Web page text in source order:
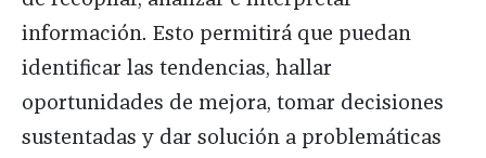
información. Esto permitirá que puedan
identificar las tendencias, hallar
oportunidades de mejora, tomar decisiones
sustentadas y dar solución a problemáticas